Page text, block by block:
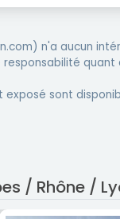
n'a aucun
quant
sont
/ Rhône /